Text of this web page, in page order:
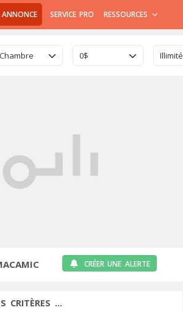
SERVICE PRO RESSOURCES
Chambre 0$ Illimité
CRÉER UNE ALERTE
CRITÈRES ...